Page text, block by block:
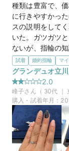
種類は豊富で、
に行きやすかっ
スの説明をして
いた。ガツガツ
ないが、指輪の
いように思えた。
選んだ商品を気に
ひねりがあるデ
違ってぱっと見
手すぎず、しか
ンで、長く使っ
た。
マイナビ限定 来
試着 婚約指輪 マ
グランデュオ立
2.0
峰子さん（ 30代 ｜
購入・試着年月：